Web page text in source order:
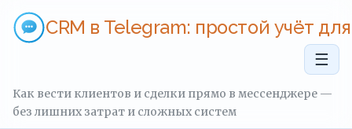
CRM в Telegram: простой учёт
☰
Как вести клиентов и сделки прямо в мессенджере —
без лишних затрат и сложных систем